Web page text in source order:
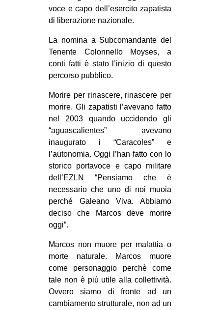
voce e capo dell’esercito zapatista
di liberazione nazionale.
La nomina a Subcomandante del
Tenente Colonnello Moyses, a
conti fatti è stato l’inizio di questo
percorso pubblico.
Morire per rinascere, rinascere per
morire. Gli zapatisti l’avevano fatto
nel 2003 quando uccidendo gli
“aguascalientes” avevano
inaugurato i “Caracoles” e
l’autonomia. Oggi l’han fatto con lo
storico portavoce e capo militare
dell’EZLN “Pensiamo che è
necessario che uno di noi muoia
perché Galeano Viva. Abbiamo
deciso che Marcos deve morire
oggi”.
Marcos non muore per malattia o
morte naturale. Marcos muore
come personaggio perchè come
tale non è più utile alla collettività.
Ovvero siamo di fronte ad un
cambiamento strutturale, non ad un